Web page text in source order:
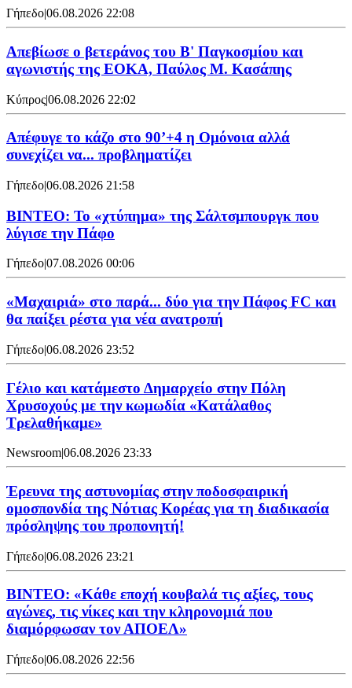
Γήπεδο|06.08.2026 22:08
Απεβίωσε ο βετεράνος του Β' Παγκοσμίου και
αγωνιστής της ΕΟΚΑ, Παύλος Μ. Κασάπης
Κύπρος|06.08.2026 22:02
Απέφυγε το κάζο στο 90’+4 η Ομόνοια αλλά
συνεχίζει να... προβληματίζει
Γήπεδο|06.08.2026 21:58
ΒΙΝΤΕΟ: Το «χτύπημα» της Σάλτσμπουργκ που
λύγισε την Πάφο
Γήπεδο|07.08.2026 00:06
«Μαχαιριά» στο παρά... δύο για την Πάφος FC και
θα παίξει ρέστα για νέα ανατροπή
Γήπεδο|06.08.2026 23:52
Γέλιο και κατάμεστο Δημαρχείο στην Πόλη
Χρυσοχούς με την κωμωδία «Κατάλαθος
Τρελαθήκαμε»
Newsroom|06.08.2026 23:33
Έρευνα της αστυνομίας στην ποδοσφαιρική
ομοσπονδία της Νότιας Κορέας για τη διαδικασία
πρόσληψης του προπονητή!
Γήπεδο|06.08.2026 23:21
ΒΙΝΤΕΟ: «Κάθε εποχή κουβαλά τις αξίες, τους
αγώνες, τις νίκες και την κληρονομιά που
διαμόρφωσαν τον ΑΠΟΕΛ»
Γήπεδο|06.08.2026 22:56